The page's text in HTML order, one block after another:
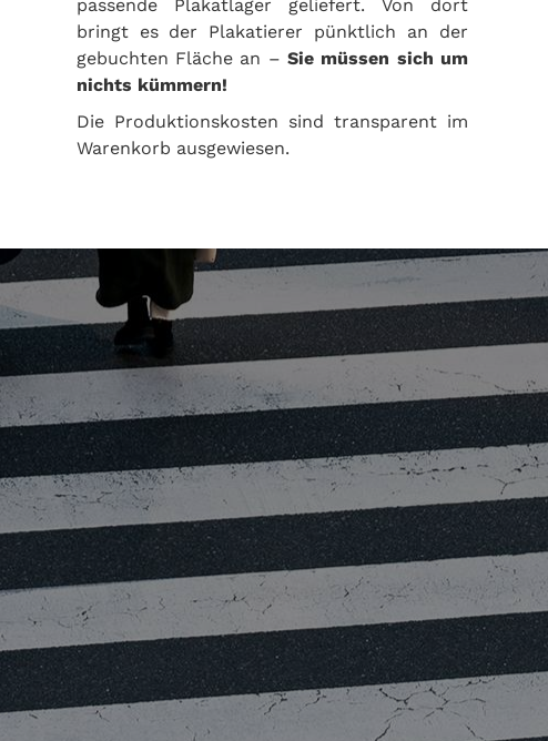
passende Plakatlager geliefert. Von dort
bringt es der Plakatierer pünktlich an der
gebuchten Fläche an – Sie müssen sich um
nichts kümmern!
Die Produktionskosten sind transparent im
Warenkorb ausgewiesen.